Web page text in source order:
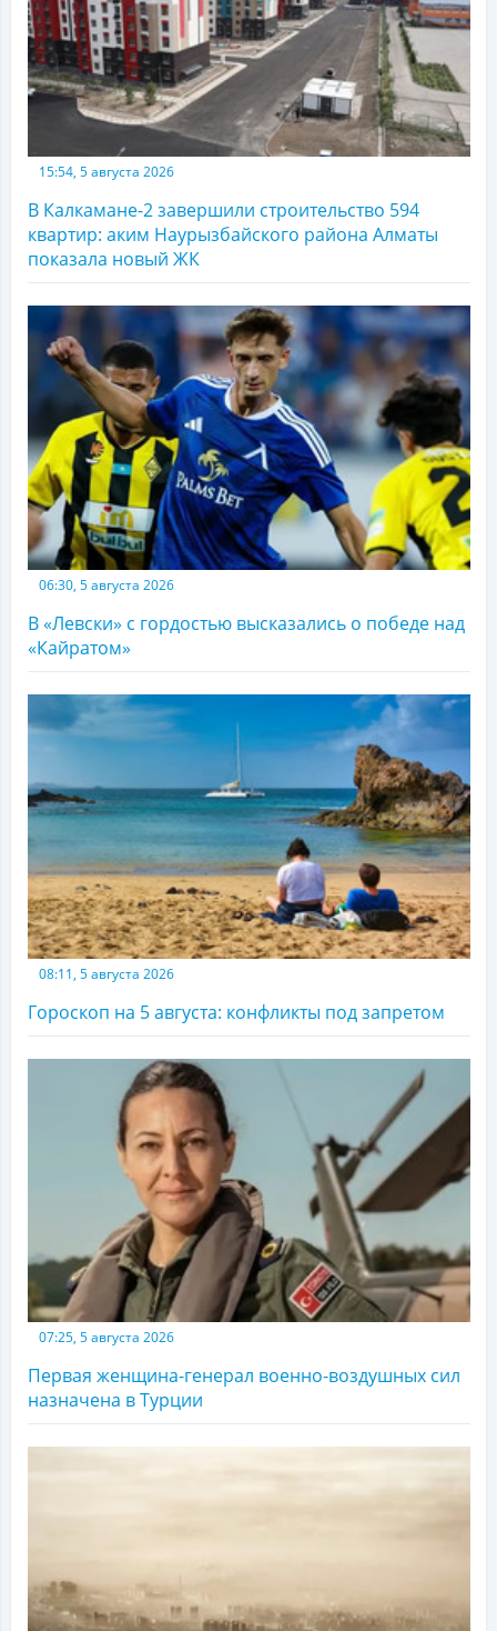
15:54, 5 августа 2026
В Калкамане-2 завершили строительство 594
квартир: аким Наурызбайского района Алматы
показала новый ЖК
06:30, 5 августа 2026
В «Левски» с гордостью высказались о победе над
«Кайратом»
08:11, 5 августа 2026
Гороскоп на 5 августа: конфликты под запретом
07:25, 5 августа 2026
Первая женщина-генерал военно-воздушных сил
назначена в Турции